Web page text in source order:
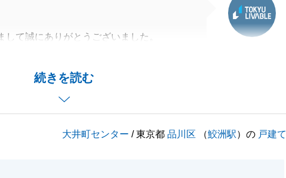
続きを読む
て誠にありがとうございました。
けたお陰で、無事にお取引を進めること
誠にありがとうございました。
き大変嬉しく思います。
ませんのでご相談事がございましたらお気
大井町センター / 東京都品川区 （鮫洲駅）の 戸建て